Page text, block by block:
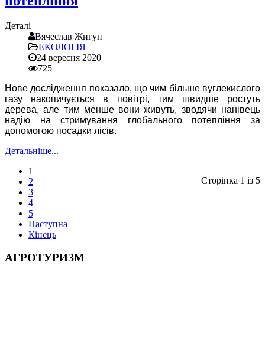
Деталі
Вячеслав Жигун
ЕКОЛОГІЯ
24 вересня 2020
725
Нове дослідження показало, що чим більше вуглекислого
газу накопичується в повітрі, тим швидше ростуть
дерева, але тим менше вони живуть, зводячи нанівець
надію на стримування глобального потепління за
допомогою посадки лісів.
Детальніше...
Сторінка 1 із 5
1
2
3
4
5
Наступна
Кінець
АГРОТУРИЗМ